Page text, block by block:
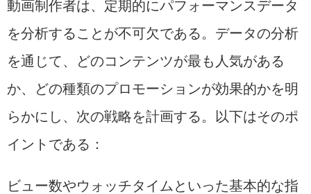
動画制作者は、定期的にパフォーマンスデータ
を分析することが不可欠である。データの分析
を通じて、どのコンテンツが最も人気がある
か、どの種類のプロモーションが効果的かを明
らかにし、次の戦略を計画する。以下はそのポ
イントである：
ビュー数やウォッチタイムといった基本的な指